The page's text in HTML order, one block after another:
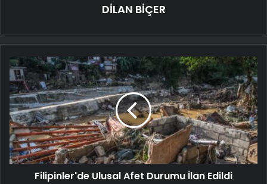
DİLAN BİÇER
Filipinler'de Ulusal Afet Durumu İlan Edildi